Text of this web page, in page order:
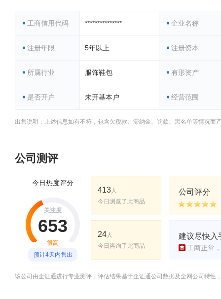
工商信用代码 *************** 企业名称
注册年限 5年以上 注册资本
所属行业 服饰鞋包 有形资产
是否开户 未开基本户 经营范围
出售说明：上述信息如有不符，包含欠税款、滞纳金、罚款、黑名单等情况而
公司测评
今日热度评分
关注度
653
- 很高 -
预计4天内售出
413 人
今日浏览了此商品
24 人
今日咨询了此商品
公司评分
建议尽快入
工商正常
该公司由企证通进行专业测评，评估结果基于企证通公司数据及全网公司特性